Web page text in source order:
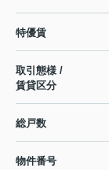
特優賃
取引態様 /
賃貸区分
総戸数
物件番号